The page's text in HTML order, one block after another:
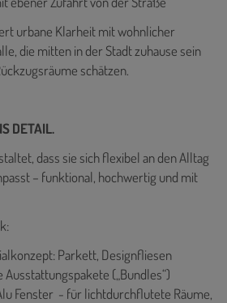
urbane Klarheit mit wohnlicher
die mitten in der Stadt zuhause sein
schätzen.
DETAIL.
dass sie sich flexibel an den Alltag
– funktional, hochwertig und mit
Parkett, Designfliesen
(„Bundles“)
Fenster - für lichtdurchflutete Räume,